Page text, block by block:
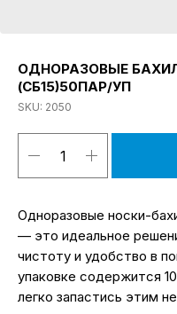
ОДНОРАЗОВЫЕ
(СБ15)50ПАР/УП
SKU: 2050
Одноразовые носки-
— это идеальное
чистоту и удобство в
упаковке содержится
легко запастись этим